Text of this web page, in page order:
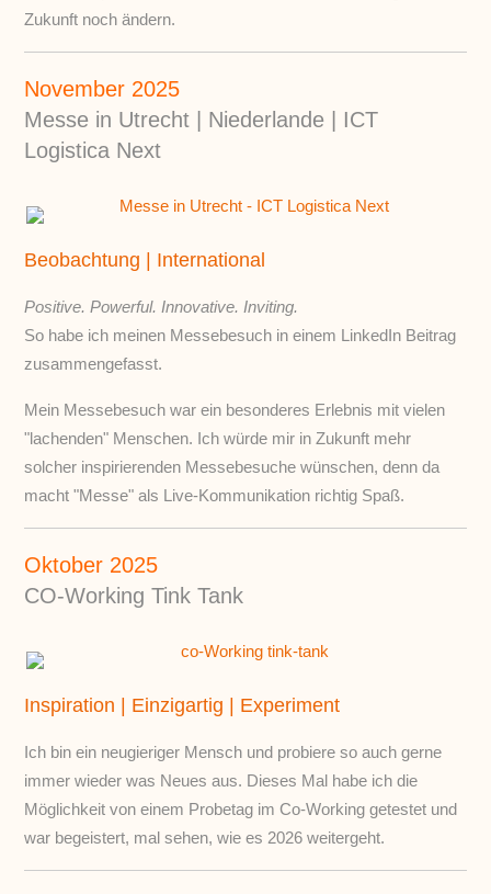
Zukunft noch ändern.
November 2025
Messe in Utrecht | Niederlande | ICT
Logistica Next
Beobachtung | International
Positive. Powerful. Innovative. Inviting.
So habe ich meinen Messebesuch in einem LinkedIn Beitrag
zusammengefasst.
Mein Messebesuch war ein besonderes Erlebnis mit vielen
"lachenden" Menschen. Ich würde mir in Zukunft mehr
solcher inspirierenden Messebesuche wünschen, denn da
macht "Messe" als Live-Kommunikation richtig Spaß.
Oktober 2025
CO-Working Tink Tank
Inspiration | Einzigartig | Experiment
Ich bin ein neugieriger Mensch und probiere so auch gerne
immer wieder was Neues aus. Dieses Mal habe ich die
Möglichkeit von einem Probetag im Co-Working getestet und
war begeistert, mal sehen, wie es 2026 weitergeht.